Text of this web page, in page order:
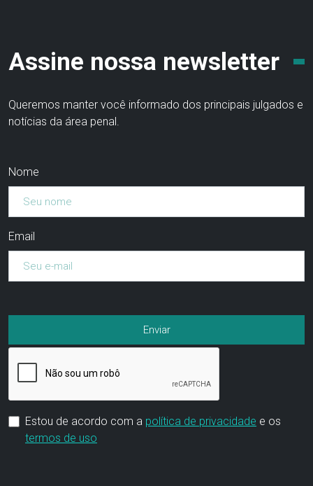
Assine nossa newsletter
Queremos manter você informado dos principais julgados e
notícias da área penal.
Nome
Email
Estou de acordo com a política de privacidade e os
termos de uso